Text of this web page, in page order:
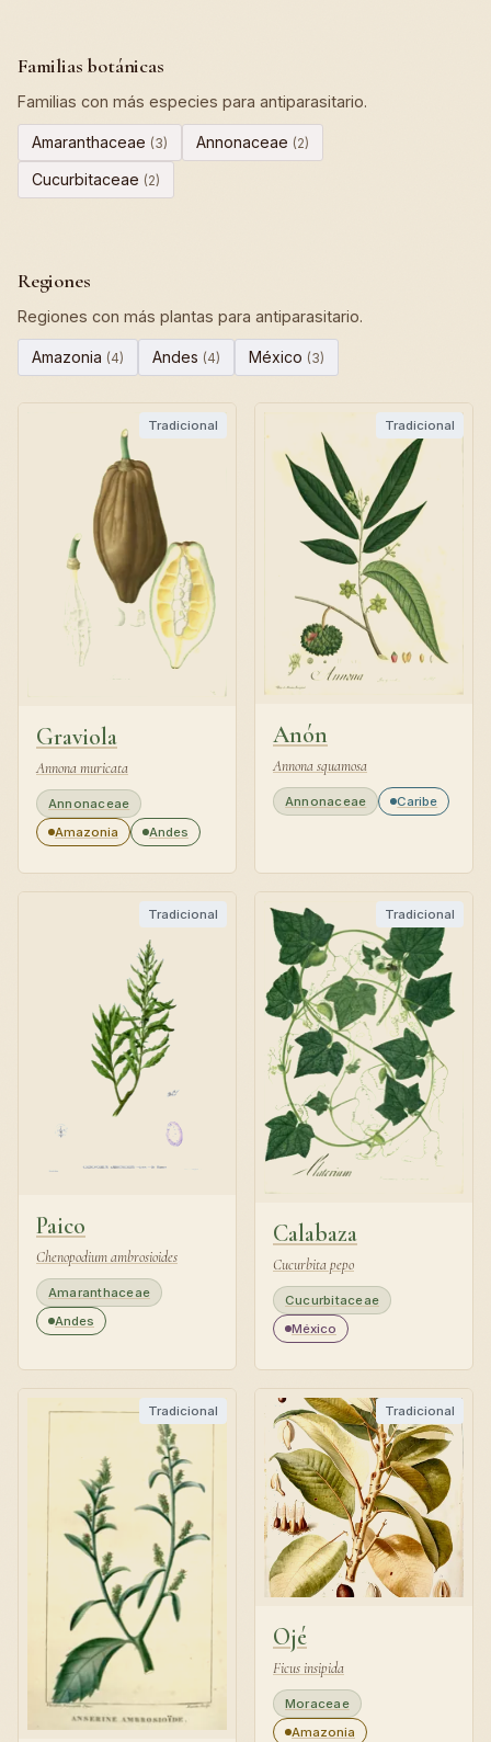
Familias botánicas
Familias con más especies para antiparasitario.
Amaranthaceae (3) Annonaceae (2)
Cucurbitaceae (2)
Regiones
Regiones con más plantas para antiparasitario.
Amazonia (4) Andes (4) México (3)
Tradicional
Graviola
Annona muricata
Annonaceae
Amazonia
Andes
Tradicional
Anón
Annona squamosa
Annonaceae Caribe
Tradicional
Paico
Chenopodium ambrosioides
Amaranthaceae
Andes
Tradicional
Calabaza
Cucurbita pepo
Cucurbitaceae
México
Tradicional Tradicional
Ojé
Ficus insipida
Moraceae
Amazonia